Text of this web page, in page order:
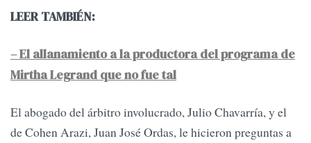
LEER TAMBIÉN:
– El allanamiento a la productora del programa de
Mirtha Legrand que no fue tal
El abogado del árbitro involucrado, Julio Chavarría, y el
de Cohen Arazi, Juan José Ordas, le hicieron preguntas a